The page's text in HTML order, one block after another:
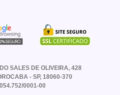
SALES DE OLIVEIRA, 428
- SP, 18060-370
0001-00